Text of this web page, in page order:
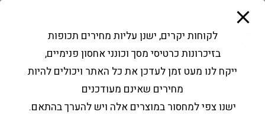
פתח סרגל נגישות
Products
search
החשבון שלי בקשה להצעה
לקוחות יקרים, ישנן עליות מחירים תכופות
בזיכרונות כרטיסי מסך וכונני אחסון פנימיים,
ייקח לנו מעט זמן לעדכן את כל האתר ויכולים להיות
מחירים שאינם מעודכנים
ישנו צפי למחסור במוצרים אלה ויש להערך בהתאם.